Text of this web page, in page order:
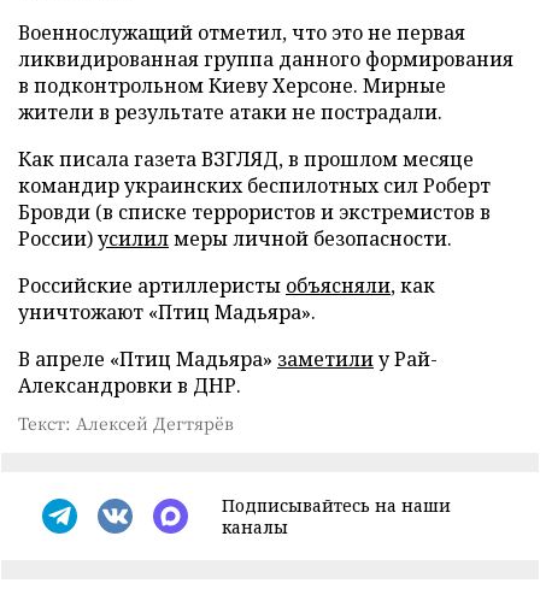
Военнослужащий отметил, что это не первая
ликвидированная группа данного формирования
в подконтрольном Киеву Херсоне. Мирные
жители в результате атаки не пострадали.
Как писала газета ВЗГЛЯД, в прошлом месяце
командир украинских беспилотных сил Роберт
Бровди (в списке террористов и экстремистов в
России)усилилмеры личной безопасности.
Российские артиллеристы объясняли, как
уничтожают «Птиц Мадьяра».
В апреле «Птиц Мадьяра» заметилиу Рай-
Александровки в ДНР.
Текст: Алексей Дегтярёв
Подписывайтесь на наши
каналы